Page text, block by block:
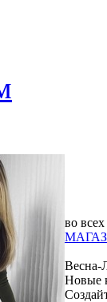
во всех
Весна-
Новые